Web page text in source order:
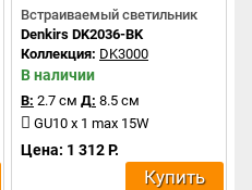
Встраиваемый светильник
Denkirs DK2036-BK
Коллекция: DK3000
В наличии
В: 2.7 см Д: 8.5 см
GU10 x 1 max 15W
Цена: 1 312 Р.
Купить